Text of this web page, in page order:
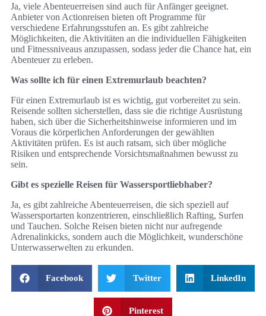
Ja, viele Abenteuerreisen sind auch für Anfänger geeignet.
Anbieter von Actionreisen bieten oft Programme für
verschiedene Erfahrungsstufen an. Es gibt zahlreiche
Möglichkeiten, die Aktivitäten an die individuellen Fähigkeiten
und Fitnessniveaus anzupassen, sodass jeder die Chance hat, ein
Abenteuer zu erleben.
Was sollte ich für einen Extremurlaub beachten?
Für einen Extremurlaub ist es wichtig, gut vorbereitet zu sein.
Reisende sollten sicherstellen, dass sie die richtige Ausrüstung
haben, sich über die Sicherheitshinweise informieren und im
Voraus die körperlichen Anforderungen der gewählten
Aktivitäten prüfen. Es ist auch ratsam, sich über mögliche
Risiken und entsprechende Vorsichtsmaßnahmen bewusst zu
sein.
Gibt es spezielle Reisen für Wassersportliebhaber?
Ja, es gibt zahlreiche Abenteuerreisen, die sich speziell auf
Wassersportarten konzentrieren, einschließlich Rafting, Surfen
und Tauchen. Solche Reisen bieten nicht nur aufregende
Adrenalinkicks, sondern auch die Möglichkeit, wunderschöne
Unterwasserwelten zu erkunden.
Facebook Twitter LinkedIn
Pinterest